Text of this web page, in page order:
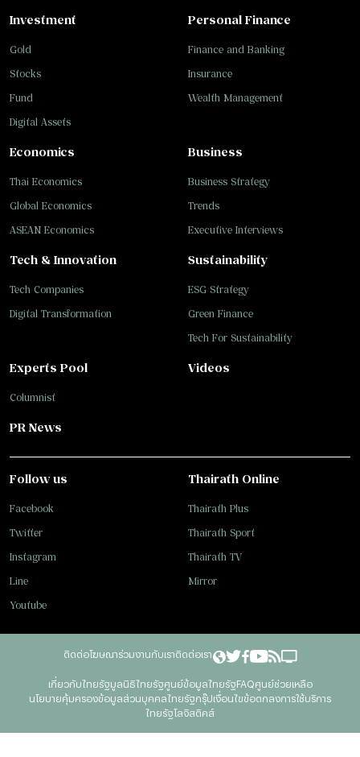
Investment
Gold
Stocks
Fund
Digital Assets
Personal Finance
Finance and Banking
Insurance
Wealth Management
Business
Business Strategy
Trends
Executive Interviews
Tech & Innovation
Tech Companies
Digital Transformation
Sustainability
ESG Strategy
Green Finance
Tech For Sustainability
Economics
Thai Economics
Global Economics
ASEAN Economics
Experts Pool
Columnist
Videos
PR News
Follow us
Facebook
Twitter
Instagram
Line
Youtube
Thairath Online
Thairath Plus
Thairath Sport
Thairath TV
Mirror
ติดต่อโฆษณาร่วมงานกับเราติดต่อเรา
เกี่ยวกับไทยรัฐมูลนิธิไทยรัฐศูนย์ข้อมูลไทยรัฐFAQศูนย์ช่วยเหลือ
นโยบายคุ้มครองข้อมูลส่วนบุคคลไทยรัฐกรุ๊ปเงื่อนไขข้อตกลงการใช้บริการ
ไทยรัฐโลจิสติคส์